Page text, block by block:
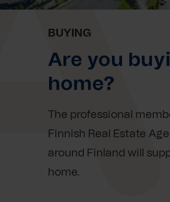
BUYING
Are you
home?
The professional
Finnish Real Estate
around Finland will
home.